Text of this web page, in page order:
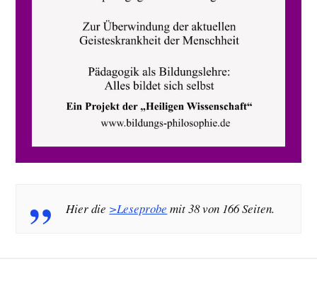
Hier die >Leseprobe mit 38 von 166 Seiten.